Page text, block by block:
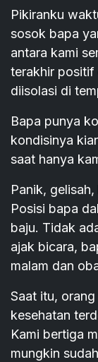
Pikiranku
sosok bapa
antara kami
terakhir positif
diisolasi di
Bapa punya
kondisinya
saat hanya
Panik,
Posisi bapa
baju. Tidak
ajak bicara,
malam dan
Saat itu,
kesehatan
Kami bertiga
mungkin